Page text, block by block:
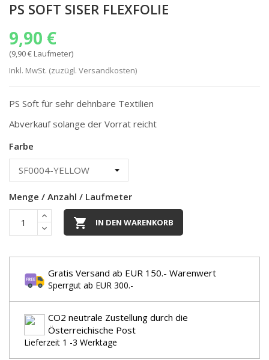
PS SOFT SISER FLEXFOLIE
9,90 €
(9,90 € Laufmeter)
Inkl. MwSt. (zuzügl. Versandkosten)
PS Soft für sehr dehnbare Textilien
Abverkauf solange der Vorrat reicht
Farbe
Menge / Anzahl / Laufmeter
 IN DEN WARENKORB
Gratis Versand ab EUR 150.- Warenwert
Sperrgut ab EUR 300.-
CO2 neutrale Zustellung durch die
Österreichische Post
Lieferzeit 1 -3 Werktage